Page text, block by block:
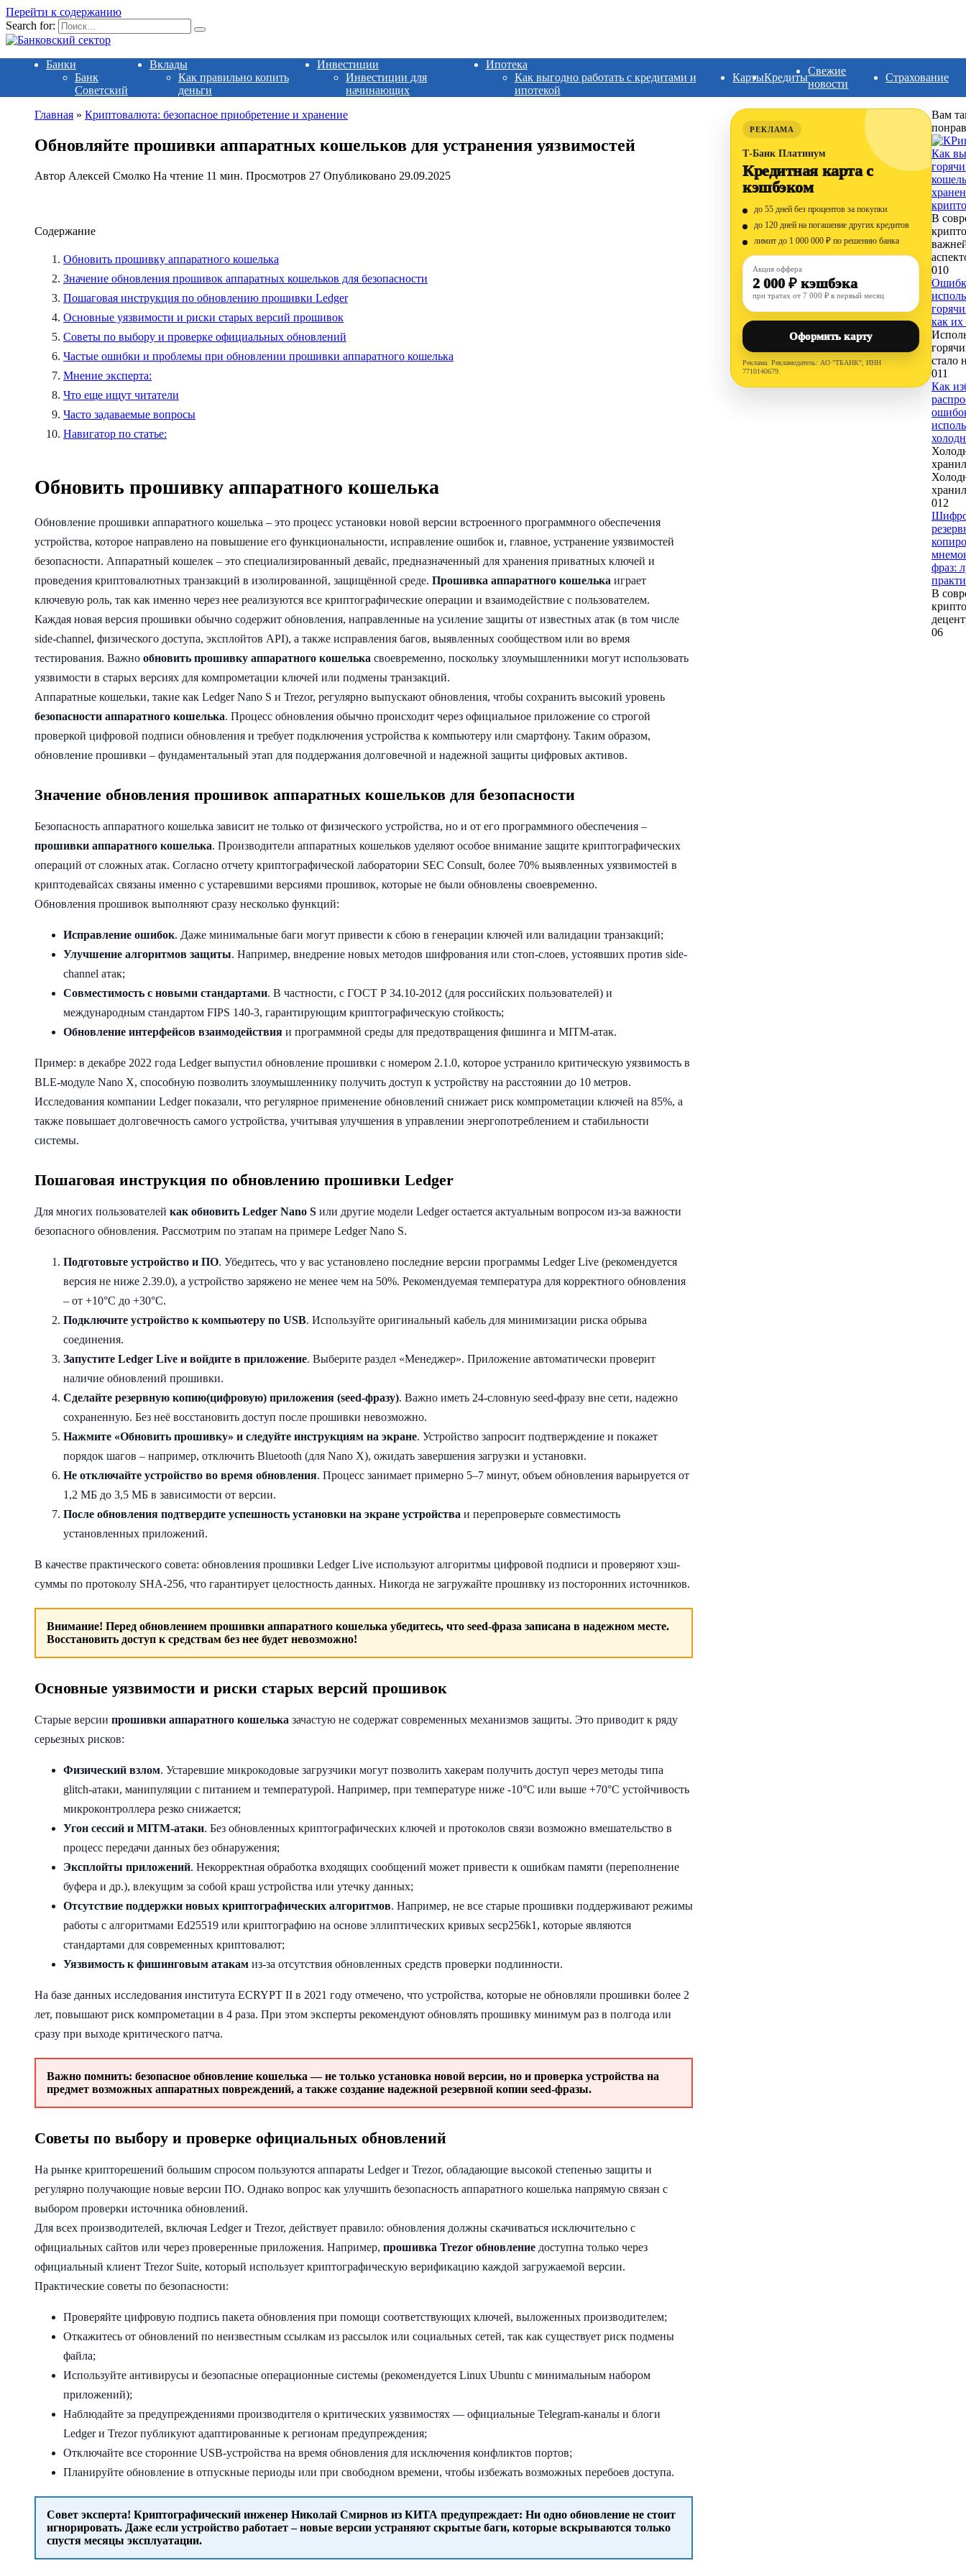
Перейти к содержанию
Search for:
Банки
Банк
Советский
Вклады
Как правильно копить
деньги
Инвестиции
Инвестиции для
начинающих
Ипотека
Как выгодно работать с кредитами и
ипотекой
КартыКредиты
Свежие
новости
Страхование
Главная » Криптовалюта: безопасное приобретение и хранение
Обновляйте прошивки аппаратных кошельков для устранения уязвимостей
Автор Алексей Смолко На чтение 11 мин. Просмотров 27 Опубликовано 29.09.2025
Содержание
Обновить прошивку аппаратного кошелька
Значение обновления прошивок аппаратных кошельков для безопасности
Пошаговая инструкция по обновлению прошивки Ledger
Основные уязвимости и риски старых версий прошивок
Советы по выбору и проверке официальных обновлений
Частые ошибки и проблемы при обновлении прошивки аппаратного кошелька
Мнение эксперта:
Что еще ищут читатели
Часто задаваемые вопросы
Навигатор по статье:
Обновить прошивку аппаратного кошелька
Обновление прошивки аппаратного кошелька – это процесс установки новой версии встроенного программного обеспечения
устройства, которое направлено на повышение его функциональности, исправление ошибок и, главное, устранение уязвимостей
безопасности. Аппаратный кошелек – это специализированный девайс, предназначенный для хранения приватных ключей и
проведения криптовалютных транзакций в изолированной, защищённой среде. Прошивка аппаратного кошелька играет
ключевую роль, так как именно через нее реализуются все криптографические операции и взаимодействие с пользователем.
Каждая новая версия прошивки обычно содержит обновления, направленные на усиление защиты от известных атак (в том числе
side-channel, физического доступа, эксплойтов API), а также исправления багов, выявленных сообществом или во время
тестирования. Важно обновить прошивку аппаратного кошелька своевременно, поскольку злоумышленники могут использовать
уязвимости в старых версиях для компрометации ключей или подмены транзакций.
Аппаратные кошельки, такие как Ledger Nano S и Trezor, регулярно выпускают обновления, чтобы сохранить высокий уровень
безопасности аппаратного кошелька. Процесс обновления обычно происходит через официальное приложение со строгой
проверкой цифровой подписи обновления и требует подключения устройства к компьютеру или смартфону. Таким образом,
обновление прошивки – фундаментальный этап для поддержания долговечной и надежной защиты цифровых активов.
Значение обновления прошивок аппаратных кошельков для безопасности
Безопасность аппаратного кошелька зависит не только от физического устройства, но и от его программного обеспечения –
прошивки аппаратного кошелька. Производители аппаратных кошельков уделяют особое внимание защите криптографических
операций от сложных атак. Согласно отчету криптографической лаборатории SEC Consult, более 70% выявленных уязвимостей в
криптодевайсах связаны именно с устаревшими версиями прошивок, которые не были обновлены своевременно.
Обновления прошивок выполняют сразу несколько функций:
Исправление ошибок. Даже минимальные баги могут привести к сбою в генерации ключей или валидации транзакций;
Улучшение алгоритмов защиты. Например, внедрение новых методов шифрования или стоп-слоев, устоявших против side-
channel атак;
Совместимость с новыми стандартами. В частности, с ГОСТ Р 34.10-2012 (для российских пользователей) и
международным стандартом FIPS 140-3, гарантирующим криптографическую стойкость;
Обновление интерфейсов взаимодействия и программной среды для предотвращения фишинга и MITM-атак.
Пример: в декабре 2022 года Ledger выпустил обновление прошивки с номером 2.1.0, которое устранило критическую уязвимость в
BLE-модуле Nano X, способную позволить злоумышленнику получить доступ к устройству на расстоянии до 10 метров.
Исследования компании Ledger показали, что регулярное применение обновлений снижает риск компрометации ключей на 85%, а
также повышает долговечность самого устройства, учитывая улучшения в управлении энергопотреблением и стабильности
системы.
Пошаговая инструкция по обновлению прошивки Ledger
Для многих пользователей как обновить Ledger Nano S или другие модели Ledger остается актуальным вопросом из-за важности
безопасного обновления. Рассмотрим по этапам на примере Ledger Nano S.
Подготовьте устройство и ПО. Убедитесь, что у вас установлено последние версии программы Ledger Live (рекомендуется
версия не ниже 2.39.0), а устройство заряжено не менее чем на 50%. Рекомендуемая температура для корректного обновления
– от +10°С до +30°С.
Подключите устройство к компьютеру по USB. Используйте оригинальный кабель для минимизации риска обрыва
соединения.
Запустите Ledger Live и войдите в приложение. Выберите раздел «Менеджер». Приложение автоматически проверит
наличие обновлений прошивки.
Сделайте резервную копию(цифровую) приложения (seed-фразу). Важно иметь 24-словную seed-фразу вне сети, надежно
сохраненную. Без неё восстановить доступ после прошивки невозможно.
Нажмите «Обновить прошивку» и следуйте инструкциям на экране. Устройство запросит подтверждение и покажет
порядок шагов – например, отключить Bluetooth (для Nano X), ожидать завершения загрузки и установки.
Не отключайте устройство во время обновления. Процесс занимает примерно 5–7 минут, объем обновления варьируется от
1,2 МБ до 3,5 МБ в зависимости от версии.
После обновления подтвердите успешность установки на экране устройства и перепроверьте совместимость
установленных приложений.
В качестве практического совета: обновления прошивки Ledger Live используют алгоритмы цифровой подписи и проверяют хэш-
суммы по протоколу SHA-256, что гарантирует целостность данных. Никогда не загружайте прошивку из посторонних источников.
Внимание! Перед обновлением прошивки аппаратного кошелька убедитесь, что seed-фраза записана в надежном месте.
Восстановить доступ к средствам без нее будет невозможно!
Основные уязвимости и риски старых версий прошивок
Старые версии прошивки аппаратного кошелька зачастую не содержат современных механизмов защиты. Это приводит к ряду
серьезных рисков:
Физический взлом. Устаревшие микрокодовые загрузчики могут позволить хакерам получить доступ через методы типа
glitch-атаки, манипуляции с питанием и температурой. Например, при температуре ниже -10°С или выше +70°С устойчивость
микроконтроллера резко снижается;
Угон сессий и MITM-атаки. Без обновленных криптографических ключей и протоколов связи возможно вмешательство в
процесс передачи данных без обнаружения;
Эксплойты приложений. Некорректная обработка входящих сообщений может привести к ошибкам памяти (переполнение
буфера и др.), влекущим за собой краш устройства или утечку данных;
Отсутствие поддержки новых криптографических алгоритмов. Например, не все старые прошивки поддерживают режимы
работы с алгоритмами Ed25519 или криптографию на основе эллиптических кривых secp256k1, которые являются
стандартами для современных криптовалют;
Уязвимость к фишинговым атакам из-за отсутствия обновленных средств проверки подлинности.
На базе данных исследования института ECRYPT II в 2021 году отмечено, что устройства, которые не обновляли прошивки более 2
лет, повышают риск компрометации в 4 раза. При этом эксперты рекомендуют обновлять прошивку минимум раз в полгода или
сразу при выходе критического патча.
Важно помнить: безопасное обновление кошелька — не только установка новой версии, но и проверка устройства на
предмет возможных аппаратных повреждений, а также создание надежной резервной копии seed-фразы.
Советы по выбору и проверке официальных обновлений
На рынке крипторешений большим спросом пользуются аппараты Ledger и Trezor, обладающие высокой степенью защиты и
регулярно получающие новые версии ПО. Однако вопрос как улучшить безопасность аппаратного кошелька напрямую связан с
выбором проверки источника обновлений.
Для всех производителей, включая Ledger и Trezor, действует правило: обновления должны скачиваться исключительно с
официальных сайтов или через проверенные приложения. Например, прошивка Trezor обновление доступна только через
официальный клиент Trezor Suite, который использует криптографическую верификацию каждой загружаемой версии.
Практические советы по безопасности:
Проверяйте цифровую подпись пакета обновления при помощи соответствующих ключей, выложенных производителем;
Откажитесь от обновлений по неизвестным ссылкам из рассылок или социальных сетей, так как существует риск подмены
файла;
Используйте антивирусы и безопасные операционные системы (рекомендуется Linux Ubuntu с минимальным набором
приложений);
Наблюдайте за предупреждениями производителя о критических уязвимостях — официальные Telegram-каналы и блоги
Ledger и Trezor публикуют адаптированные к регионам предупреждения;
Отключайте все сторонние USB-устройства на время обновления для исключения конфликтов портов;
Планируйте обновление в отпускные периоды или при свободном времени, чтобы избежать возможных перебоев доступа.
Совет эксперта! Криптографический инженер Николай Смирнов из КИТА предупреждает: Ни одно обновление не стоит
игнорировать. Даже если устройство работает – новые версии устраняют скрытые баги, которые вскрываются только
спустя месяцы эксплуатации.
РЕКЛАМА
Т-Банк Платинум
Кредитная карта с
кэшбэком
до 55 дней без процентов за покупки
до 120 дней на погашение других кредитов
лимит до 1 000 000 ₽ по решению банка
Акция оффера
2 000 ₽ кэшбэка
при тратах от 7 000 ₽ в первый месяц
Оформить карту
Реклама. Рекламодатель: АО "ТБАНК", ИНН
7710140679.
Вам
Как
В
010
как их
стало
011
Как
012
фраз:
В
06